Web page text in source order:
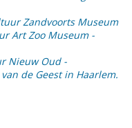
Zandvoorts Museum
Art Zoo Museum -
Nieuw Oud -
de Geest in Haarlem.